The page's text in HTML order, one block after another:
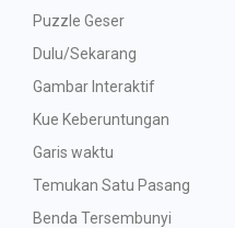
Puzzle Geser
Dulu/Sekarang
Gambar Interaktif
Kue Keberuntungan
Garis waktu
Temukan Satu Pasang
Benda Tersembunyi